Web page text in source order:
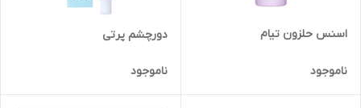
اسنس حلزون تیام
ناموجود
دورچشم پرتی
ناموجود